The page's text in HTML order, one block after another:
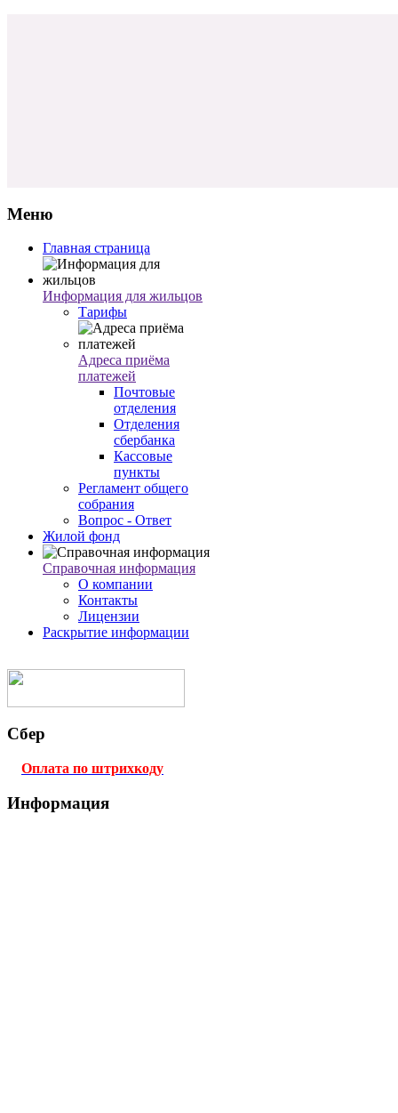
Меню
Главная страница
Информация для жильцов
Тарифы
Адреса приёма
платежей
Почтовые
отделения
Отделения
сбербанка
Кассовые
пункты
Регламент общего
собрания
Вопрос - Ответ
Жилой фонд
Справочная информация
О компании
Контакты
Лицензии
Раскрытие информации
Сбер
Оплата по штрихкоду
Информация